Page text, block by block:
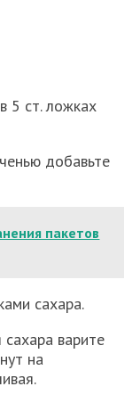
5 ст. ложках
добавьте
пакетов
сахара.
варите
на